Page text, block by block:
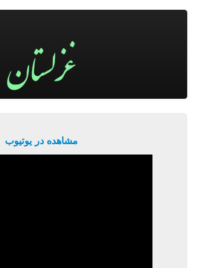
مشاهده در یوتیوب